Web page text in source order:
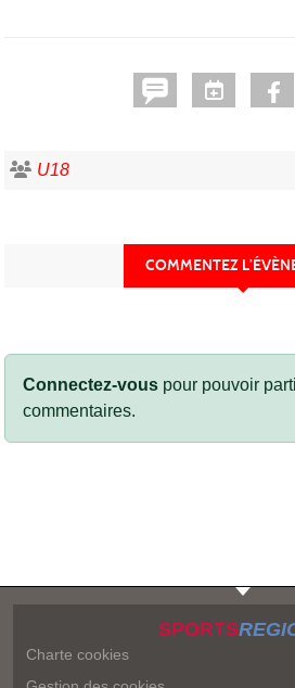
U18
COMMENTEZ
Connectez-vous pour pouvoir
commentaires.
SPORTS
Charte cookies